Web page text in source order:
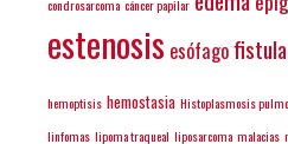
condrosarcoma cáncer papilar
estenosis esófagofistula
hemoptisis hemostasia Histoplasmosis
linfomas lipoma traqueal liposarcoma malacias